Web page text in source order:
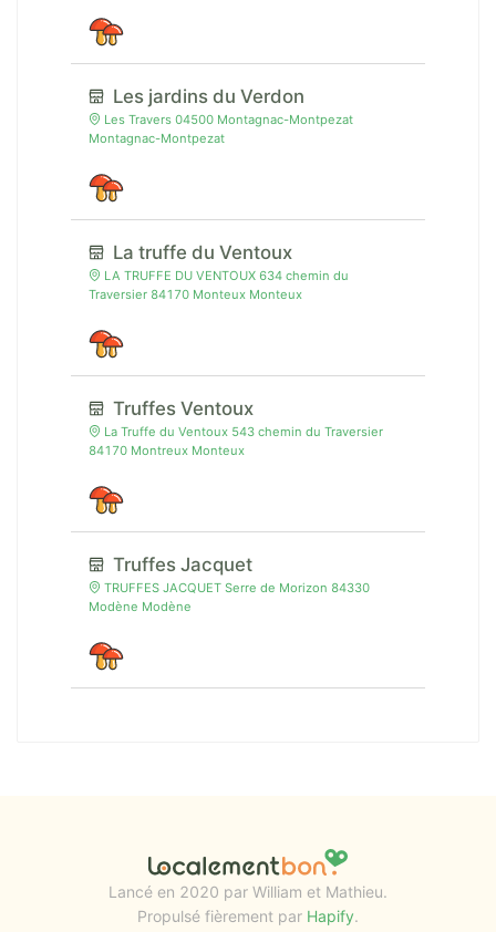
Les jardins du Verdon
Les Travers 04500 Montagnac-Montpezat
Montagnac-Montpezat
La truffe du Ventoux
LA TRUFFE DU VENTOUX 634 chemin du
Traversier 84170 Monteux Monteux
Truffes Ventoux
La Truffe du Ventoux 543 chemin du Traversier
84170 Montreux Monteux
Truffes Jacquet
TRUFFES JACQUET Serre de Morizon 84330
Modène Modène
Lancé en 2020 par William et Mathieu.
Propulsé fièrement par Hapify.